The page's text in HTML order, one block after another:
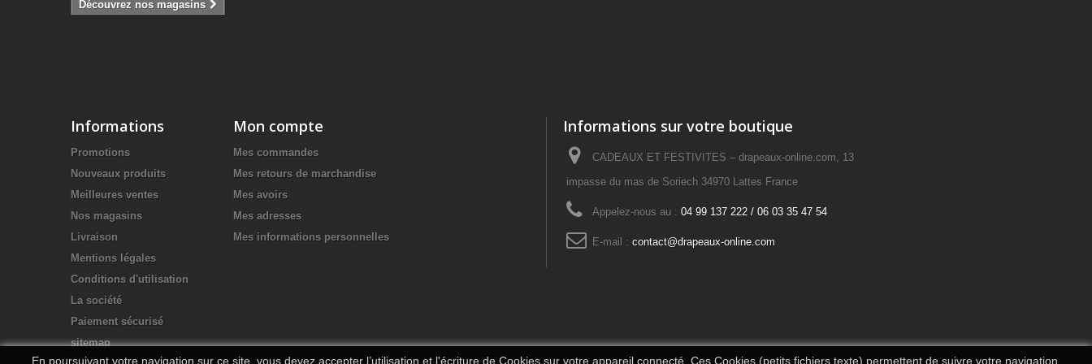
Découvrez nos magasins
Informations
Promotions
Nouveaux produits
Meilleures ventes
Nos magasins
Livraison
Mentions légales
Conditions d'utilisation
La société
Paiement sécurisé
sitemap
Mon compte
Mes commandes
Mes retours de marchandise
Mes avoirs
Mes adresses
Mes informations personnelles
Informations sur votre boutique
CADEAUX ET FESTIVITES – drapeaux-online.com, 13
impasse du mas de Soriech 34970 Lattes France
Appelez-nous au : 04 99 137 222 / 06 03 35 47 54
E-mail : contact@drapeaux-online.com
En poursuivant votre navigation sur ce site, vous devez accepter l’utilisation et l'écriture de Cookies sur votre appareil connecté. Ces Cookies (petits fichiers texte) permettent de suivre votre navigation,